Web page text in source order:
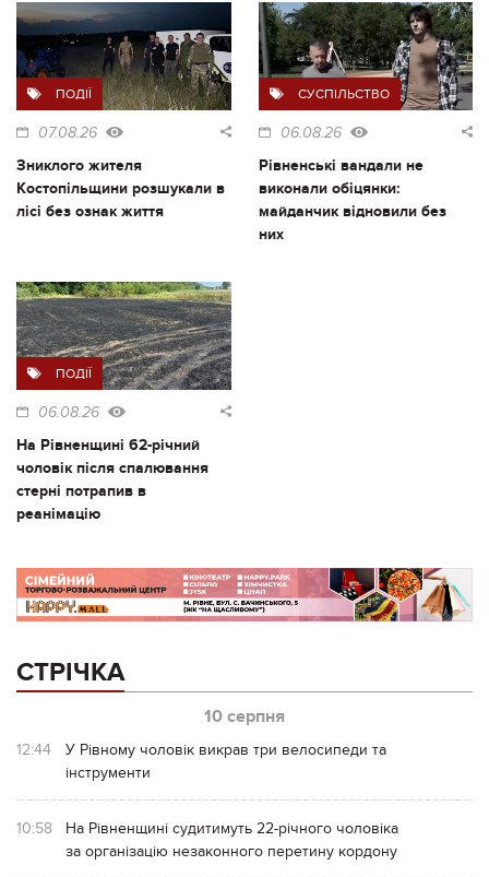
ПОДІЇ
07.08.26
Зниклого жителя
Костопільщини розшукали в
лісі без ознак життя
СУСПІЛЬСТВО
06.08.26
Рівненські вандали не
виконали обіцянки:
майданчик відновили без
них
ПОДІЇ
06.08.26
На Рівненщині 62-річний
чоловік після спалювання
стерні потрапив в
реанімацію
СТРІЧКА
10 серпня
12:44
У Рівному чоловік викрав три велосипеди та
інструменти
10:58
На Рівненщині судитимуть 22-річного чоловіка
за організацію незаконного перетину кордону